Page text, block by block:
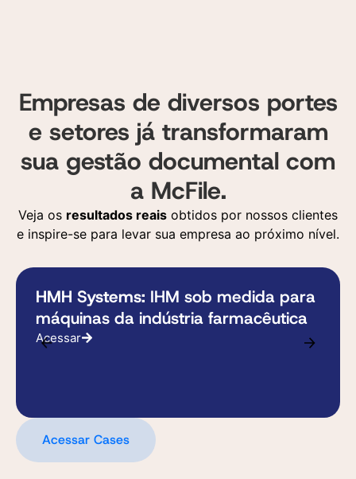
Empresas de diversos portes
e setores já transformaram
sua gestão documental com
a McFile.
Veja os resultados reais obtidos por nossos clientes
e inspire-se para levar sua empresa ao próximo nível.
HMH Systems: IHM sob medida para
máquinas da indústria farmacêutica
Acessar
Acessar Cases